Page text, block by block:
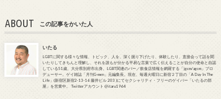
ABOUT この記事をかいた人
いたる
LGBTに関する様々な情報、トピック、人を、深く掘り下げたり、体験したり、直接会って話を聞
いたりしてきちんと理解し、それを誰もが分かる平易な言葉で広く伝えることが自分の使命と自認
している51歳、大分県別府市出身。LGBT関連のバー／飲食店情報を網羅する「jgcm/agcm」プロ
デューサー。ゲイ雑誌「月刊G-men」元編集長。現在、毎週火曜日に新宿２丁目の「A Day In The
Life」(新宿区新宿2-13-16 藤井ビル 203 )にてセクシャリティ・フリーのゲイバー「いたるの部
屋」を営業中。 Twitterアカウント @itaru1964